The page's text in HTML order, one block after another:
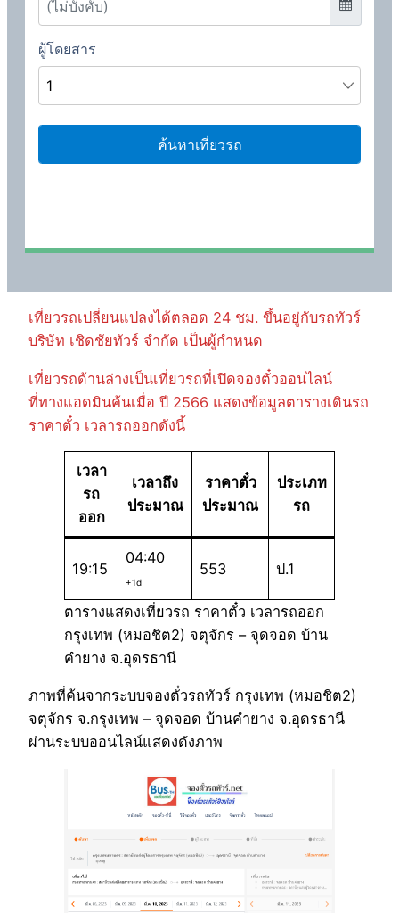
เที่ยวรถเปลี่ยนแปลงได้ตลอด 24 ชม. ขึ้นอยู่กับรถทัวร์
บริษัท เชิดชัยทัวร์ จำกัด เป็นผู้กำหนด
เที่ยวรถด้านล่างเป็นเที่ยวรถที่เปิดจองตั๋วออนไลน์
ที่ทางแอดมินค้นเมื่อ ปี 2566 แสดงข้อมูลตารางเดินรถ
ราคาตั๋ว เวลารถออกดังนี้
เวลา
รถ
ออก
เวลาถึง
ประมาณ
ราคาตั๋ว
ประมาณ
ประเภท
รถ
19:15
04:40
+1d
553 ป.1
ตารางแสดงเที่ยวรถ ราคาตั๋ว เวลารถออก
กรุงเทพ (หมอชิต2) จตุจักร – จุดจอด บ้าน
คำยาง จ.อุดรธานี
ภาพที่ค้นจากระบบจองตั๋วรถทัวร์ กรุงเทพ (หมอชิต2)
จตุจักร จ.กรุงเทพ – จุดจอด บ้านคำยาง จ.อุดรธานี
ผ่านระบบออนไลน์แสดงดังภาพ